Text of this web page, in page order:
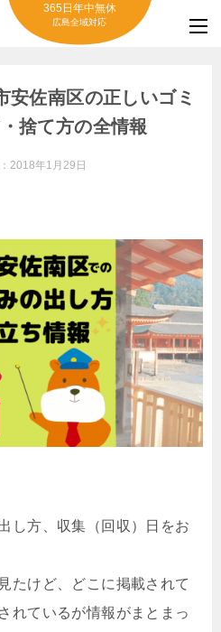
365日年中無休
広島全域対応
安佐南区の正しいゴミ
捨て方の全情報
2018年1月29日
し方、収集（回収）日をお
たけど、どこに掲載されて
れているが情報がまとまっ